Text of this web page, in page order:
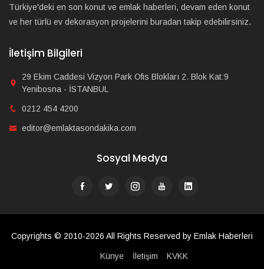
Türkiye'deki en son konut ve emlak haberleri, devam eden konut
ve her türlü ev dekorasyon projelerini buradan takip edebilirsiniz.
İletişim Bilgileri
29 Ekim Caddesi Vizyon Park Ofis Blokları 2. Blok Kat:9
Yenibosna - İSTANBUL
0212 454 4200
editor@emlaktasondakika.com
Sosyal Medya
Copyrights © 2010-2026 All Rights Reserved by Emlak Haberleri
Künye İletişim KVKK